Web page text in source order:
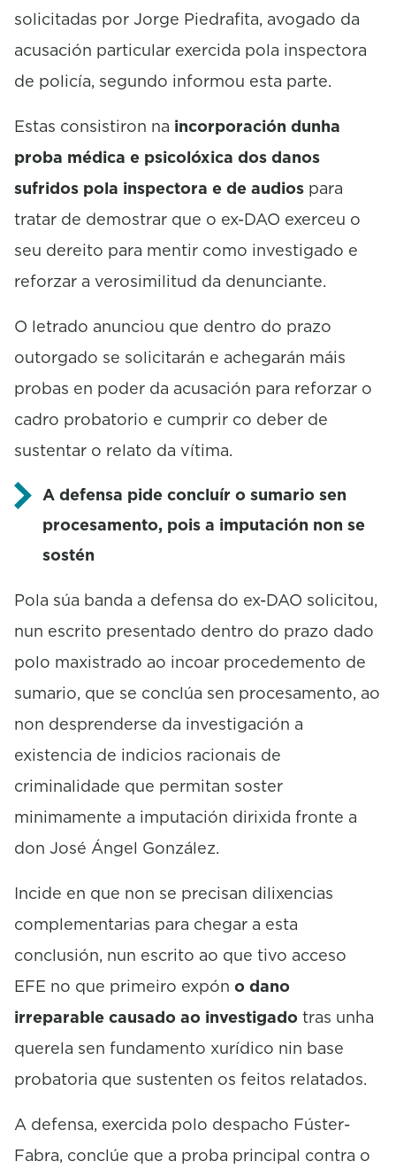
solicitadas por Jorge Piedrafita, avogado da
acusación particular exercida pola inspectora
de policía, segundo informou esta parte.
Estas consistiron na incorporación dunha
proba médica e psicolóxica dos danos
sufridos pola inspectora e de audios para
tratar de demostrar que o ex-DAO exerceu o
seu dereito para mentir como investigado e
reforzar a verosimilitud da denunciante.
O letrado anunciou que dentro do prazo
outorgado se solicitarán e achegarán máis
probas en poder da acusación para reforzar o
cadro probatorio e cumprir co deber de
sustentar o relato da vítima.
A defensa pide concluír o sumario sen
procesamento, pois a imputación non se
sostén
Pola súa banda a defensa do ex-DAO solicitou,
nun escrito presentado dentro do prazo dado
polo maxistrado ao incoar procedemento de
sumario, que se conclúa sen procesamento, ao
non desprenderse da investigación a
existencia de indicios racionais de
criminalidade que permitan soster
minimamente a imputación dirixida fronte a
don José Ángel González.
Incide en que non se precisan dilixencias
complementarias para chegar a esta
conclusión, nun escrito ao que tivo acceso
EFE no que primeiro expón o dano
irreparable causado ao investigado tras unha
querela sen fundamento xurídico nin base
probatoria que sustenten os feitos relatados.
A defensa, exercida polo despacho Fúster-
Fabra, conclúe que a proba principal contra o